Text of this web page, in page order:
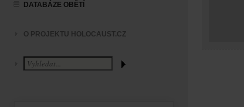
DATABÁZE OBĚTÍ
O PROJEKTU HOLOCAUST.CZ